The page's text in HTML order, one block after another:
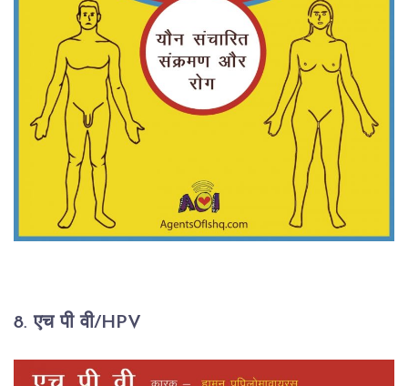
8. एच पी वी/HPV